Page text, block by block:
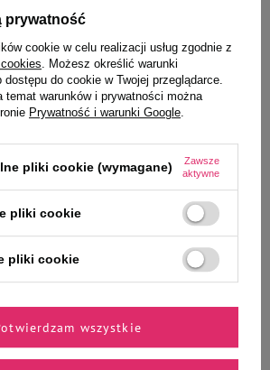
w kaczkę
+ Piper
/ kg
+
Noteci Premium bogata w dorsza
z brokułami saszetka 150 g
34,27 zł / kg
prywatność
cookie w celu realizacji usług zgodnie z
. Możesz określić warunki
dostępu do cookie w Twojej przeglądarce.
temat warunków i prywatności można
Prywatność i warunki Google.
pliki cookie (wymagane)
Zawsze
aktywne
pliki cookie
pliki cookie
wszystkie